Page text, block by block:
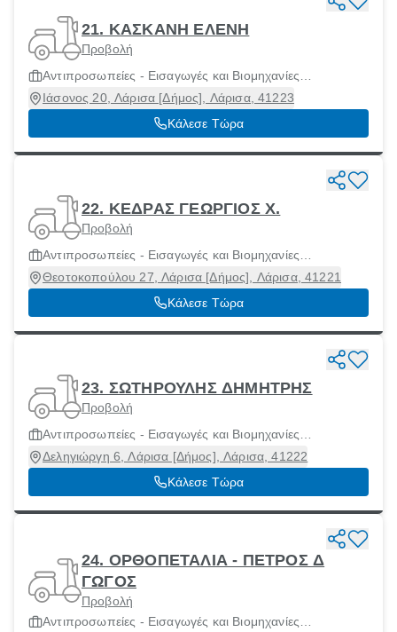
21. ΚΑΣΚΑΝΗ ΕΛΕΝΗ
Προβολή
Αντιπροσωπείες - Εισαγωγές και Βιομηχανίες
Μοτοσικλετών και Μοτοποδηλάτων
Ιάσονος 20, Λάρισα [Δήμος], Λάρισα, 41223
Κάλεσε Τώρα
22. ΚΕΔΡΑΣ ΓΕΩΡΓΙΟΣ Χ.
Προβολή
Αντιπροσωπείες - Εισαγωγές και Βιομηχανίες
Μοτοσικλετών και Μοτοποδηλάτων
Θεοτοκοπούλου 27, Λάρισα [Δήμος], Λάρισα, 41221
Κάλεσε Τώρα
23. ΣΩΤΗΡΟΥΛΗΣ ΔΗΜΗΤΡΗΣ
Προβολή
Αντιπροσωπείες - Εισαγωγές και Βιομηχανίες
Μοτοσικλετών και Μοτοποδηλάτων
Δεληγιώργη 6, Λάρισα [Δήμος], Λάρισα, 41222
Κάλεσε Τώρα
24. ΟΡΘΟΠΕΤΑΛΙΑ - ΠΕΤΡΟΣ Δ
ΓΩΓΟΣ
Προβολή
Αντιπροσωπείες - Εισαγωγές και Βιομηχανίες